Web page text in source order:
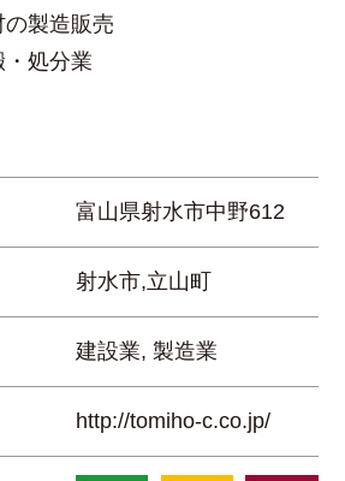
製造販売
処分業
富山県射水市中野612
射水市,立山町
建設業, 製造業
http://tomiho-c.co.jp/